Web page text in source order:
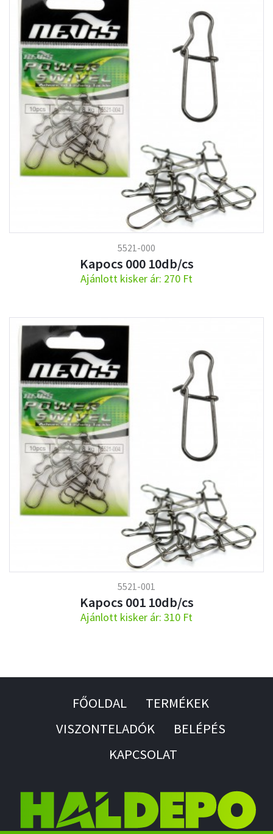
5521-000
Kapocs 000 10db/cs
Ajánlott kisker ár: 270 Ft
5521-001
Kapocs 001 10db/cs
Ajánlott kisker ár: 310 Ft
FŐOLDAL
TERMÉKEK
VISZONTELADÓK
BELÉPÉS
KAPCSOLAT